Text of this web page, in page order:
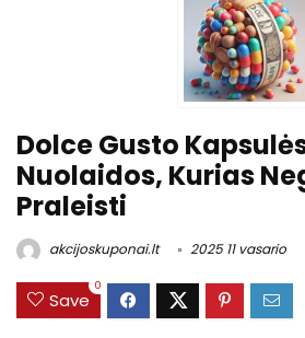
Dolce Gusto
Nuolaidos, Kurias
Praleisti
akcijoskuponai.lt 2025 11 vasario
Save
0